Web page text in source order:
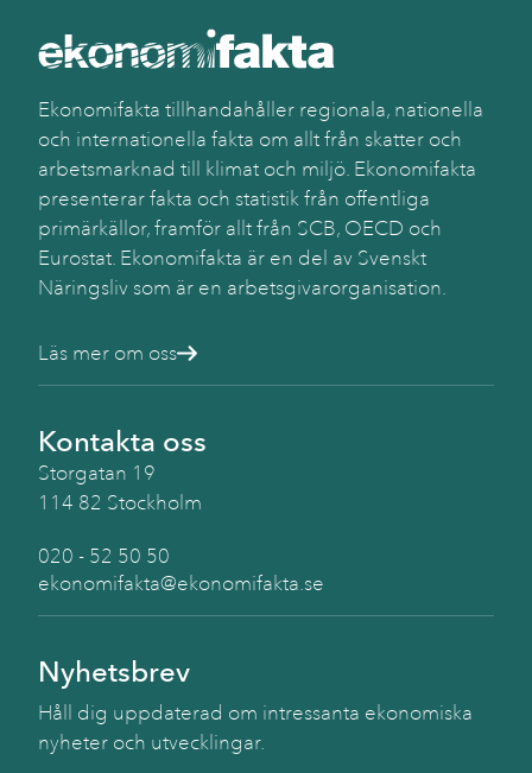
Ekonomifakta tillhandahåller regionala, nationella
och internationella fakta om allt från skatter och
arbetsmarknad till klimat och miljö. Ekonomifakta
presenterar fakta och statistik från offentliga
primärkällor, framför allt från SCB, OECD och
Eurostat. Ekonomifakta är en del av Svenskt
Näringsliv som är en arbetsgivarorganisation.
Läs mer om oss
Kontakta oss
Storgatan 19
114 82 Stockholm
020 - 52 50 50
ekonomifakta@ekonomifakta.se
Nyhetsbrev
Håll dig uppdaterad om intressanta ekonomiska
nyheter och utvecklingar.